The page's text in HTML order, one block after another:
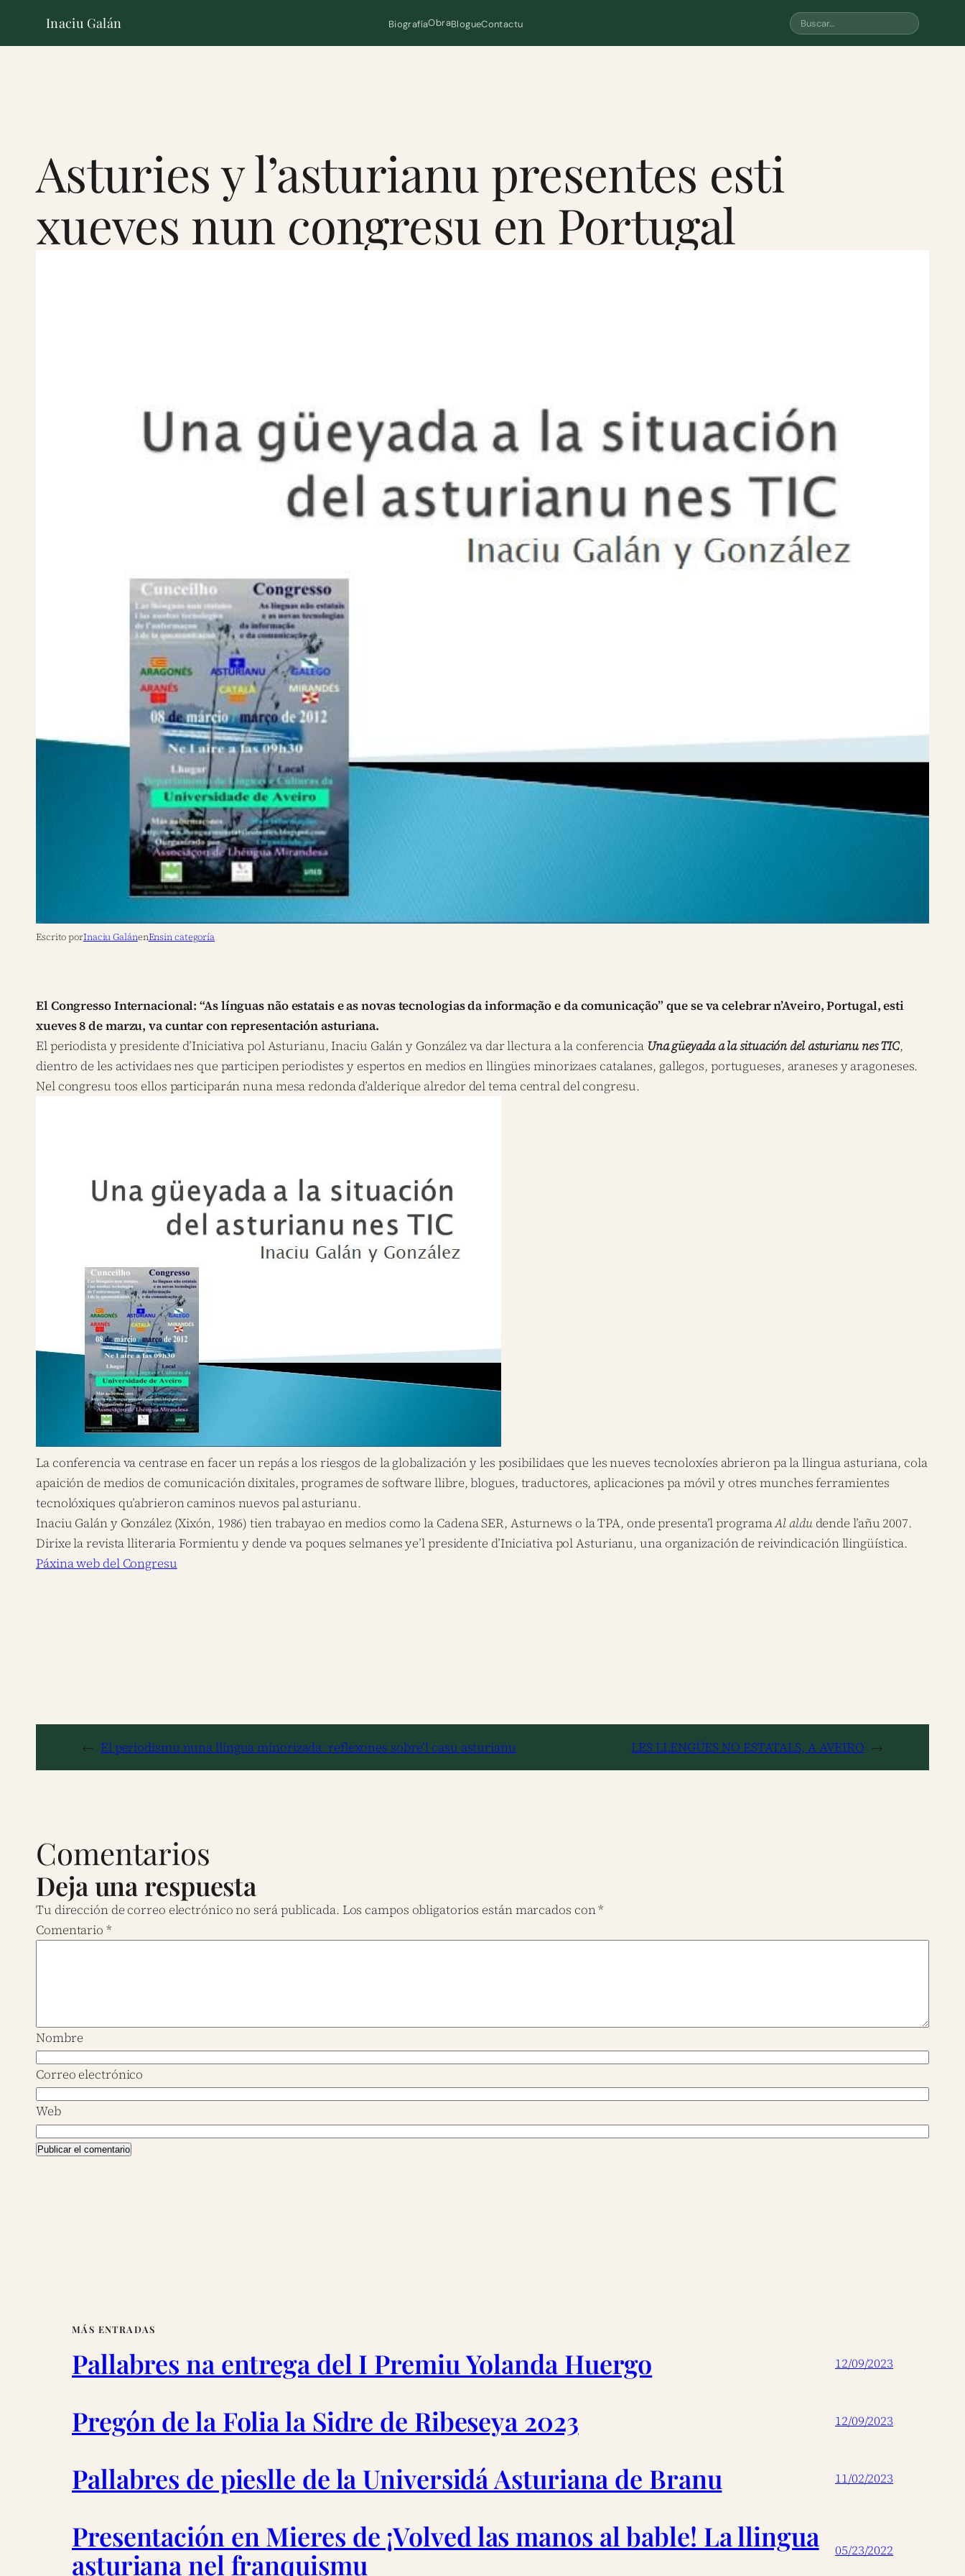
Inaciu Galán BiografíaObraBlogueContactu
Asturies y l’asturianu presentes esti
xueves nun congresu en Portugal
Escrito porInaciu GalánenEnsin categoría
El Congresso Internacional: “As línguas não estatais e as novas tecnologias da informação e da comunicação” que se va celebrar n’Aveiro, Portugal, esti
xueves 8 de marzu, va cuntar con representación asturiana.
El periodista y presidente d’Iniciativa pol Asturianu, Inaciu Galán y González va dar llectura a la conferencia Una güeyada a la situación del asturianu nes TIC,
dientro de les actividaes nes que participen periodistes y espertos en medios en llingües minorizaes catalanes, gallegos, portugueses, araneses y aragoneses.
Nel congresu toos ellos participarán nuna mesa redonda d’alderique alredor del tema central del congresu.
La conferencia va centrase en facer un repás a los riesgos de la globalización y les posibilidaes que les nueves tecnoloxíes abrieron pa la llingua asturiana, cola
apaición de medios de comunicación dixitales, programes de software llibre, blogues, traductores, aplicaciones pa móvil y otres munches ferramientes
tecnolóxiques qu’abrieron caminos nuevos pal asturianu.
Inaciu Galán y González (Xixón, 1986) tien trabayao en medios como la Cadena SER, Asturnews o la TPA, onde presenta’l programaAl aldudende l’añu 2007.
Dirixe la revista lliteraria Formientu y dende va poques selmanes ye’l presidente d’Iniciativa pol Asturianu, una organización de reivindicación llingüística.
Páxina web del Congresu
← El periodismu nuna llingua minorizada: reflexones sobre’l casu asturianu LES LLENGÜES NO ESTATALS, A AVEIRO →
Comentarios
Deja una respuesta
Tu dirección de correo electrónico no será publicada. Los campos obligatorios están marcados con*
Comentario *
Nombre
Correo electrónico
Web
MÁS ENTRADAS
Pallabres na entrega del I Premiu Yolanda Huergo 12/09/2023
Pregón de la Folia la Sidre de Ribeseya 2023 12/09/2023
Pallabres de pieslle de la Universidá Asturiana de Branu 11/02/2023
Presentación en Mieres de ¡Volved las manos al bable! La llingua
asturiana nel franquismu
05/23/2022